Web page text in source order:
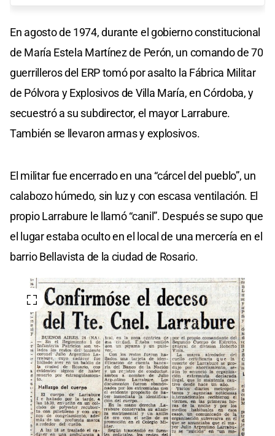
En agosto de 1974, durante el gobierno constitucional
de María Estela Martínez de Perón, un comando de 70
guerrilleros del ERP tomó por asalto la Fábrica Militar
de Pólvora y Explosivos de Villa María, en Córdoba, y
secuestró a su subdirector, el mayor Larrabure.
También se llevaron armas y explosivos.
El militar fue encerrado en una “cárcel del pueblo”, un
calabozo húmedo, sin luz y con escasa ventilación. El
propio Larrabure le llamó “canil”. Después se supo que
el lugar estaba oculto en el local de una mercería en el
barrio Bellavista de la ciudad de Rosario.